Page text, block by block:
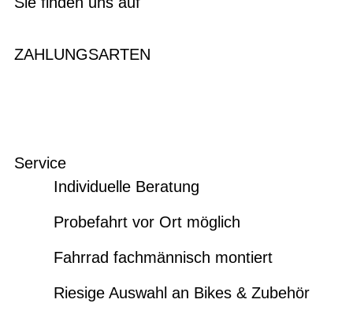
ZAHLUNGSARTEN
Service
Individuelle Beratung
Probefahrt vor Ort möglich
Fahrrad fachmännisch montiert
Riesige Auswahl an Bikes & Zubehör